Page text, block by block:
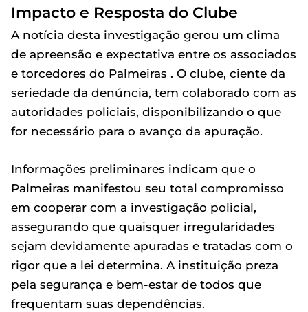
Impacto e Resposta do Clube
A notícia desta investigação gerou um clima
de apreensão e expectativa entre os associados
e torcedores do Palmeiras . O clube, ciente da
seriedade da denúncia, tem colaborado com as
autoridades policiais, disponibilizando o que
for necessário para o avanço da apuração.
Informações preliminares indicam que o
Palmeiras manifestou seu total compromisso
em cooperar com a investigação policial,
assegurando que quaisquer irregularidades
sejam devidamente apuradas e tratadas com o
rigor que a lei determina. A instituição preza
pela segurança e bem-estar de todos que
frequentam suas dependências.